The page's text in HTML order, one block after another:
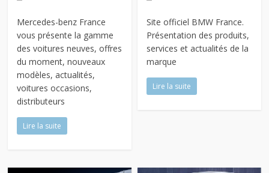
Mercedes-benz France
vous présente la gamme
des voitures neuves, offres
du moment, nouveaux
modèles, actualités,
voitures occasions,
distributeurs
Lire la suite
Site officiel BMW France.
Présentation des produits,
services et actualités de la
marque
Lire la suite